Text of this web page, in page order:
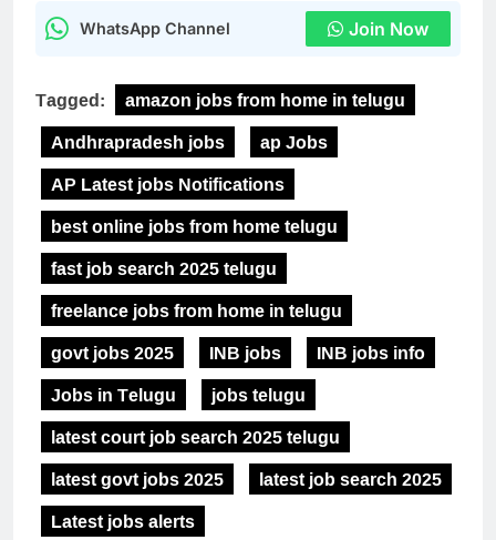
WhatsApp Channel Join Now
Tagged:
amazon jobs from home in telugu
Andhrapradesh jobs
ap Jobs
AP Latest jobs Notifications
best online jobs from home telugu
fast job search 2025 telugu
freelance jobs from home in telugu
govt jobs 2025
INB jobs
INB jobs info
Jobs in Telugu
jobs telugu
latest court job search 2025 telugu
latest govt jobs 2025
latest job search 2025
Latest jobs alerts